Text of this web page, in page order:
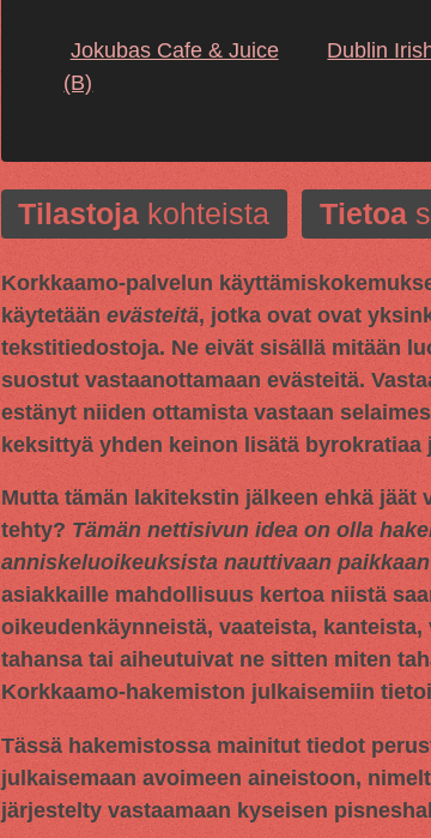
Jokubas Cafe & Juice
(B)
Dublin
Tilastoja kohteista Tietoa
Korkkaamo-palvelun
käytetään evästeitä, jotka ovat ovat
tekstitiedostoja. Ne eivät sisällä mitään
suostut vastaanottamaan evästeitä.
estänyt niiden ottamista vastaan
keksittyä yhden keinon lisätä
Mutta tämän lakitekstin jälkeen ehkä
tehty? Tämän nettisivun idea on olla
anniskeluoikeuksista nauttivaan
asiakkaille mahdollisuus kertoa niistä
oikeudenkäynneistä, vaateista,
tahansa tai aiheutuivat ne sitten miten
Korkkaamo-hakemiston julkaisemiin
Tässä hakemistossa mainitut tiedot
julkaisemaan avoimeen aineistoon,
järjestelty vastaamaan kyseisen